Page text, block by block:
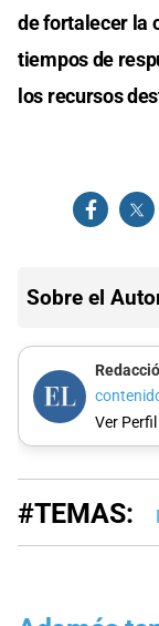
de fortalecer la
tiempos de
los recursos
Sobre el
Ver Perfil
#TEMAS: